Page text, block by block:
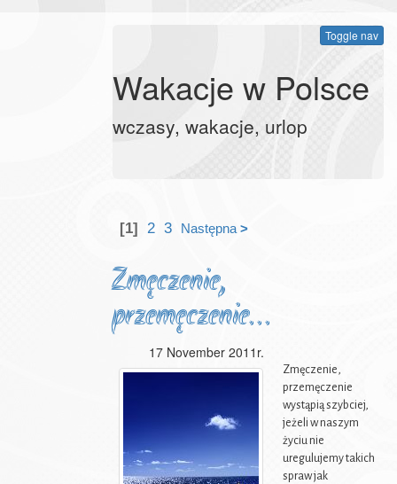
Toggle nav
Wakacje w Polsce
wczasy, wakacje, urlop
[1] 2 3 Następna >
Zmęczenie,
przemęczenie...
17 November 2011r.
Zmęczenie,
przemęczenie
wystąpią szybciej,
jeżeli w naszym
życiu nie
uregulujemy takich
spraw jak